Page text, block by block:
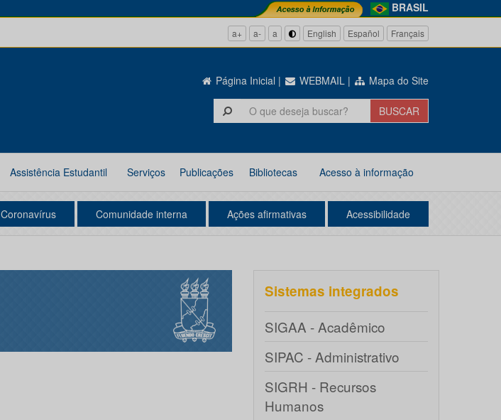
BRASIL
a+ a- a English Español Français
Página Inicial | WEBMAIL | Mapa do Site
Assistência Estudantil Serviços Publicações Bibliotecas Acesso à informação
Coronavírus Comunidade interna Ações afirmativas Acessibilidade
Sistemas integrados
SIGAA - Acadêmico
SIPAC - Administrativo
SIGRH - Recursos
Humanos